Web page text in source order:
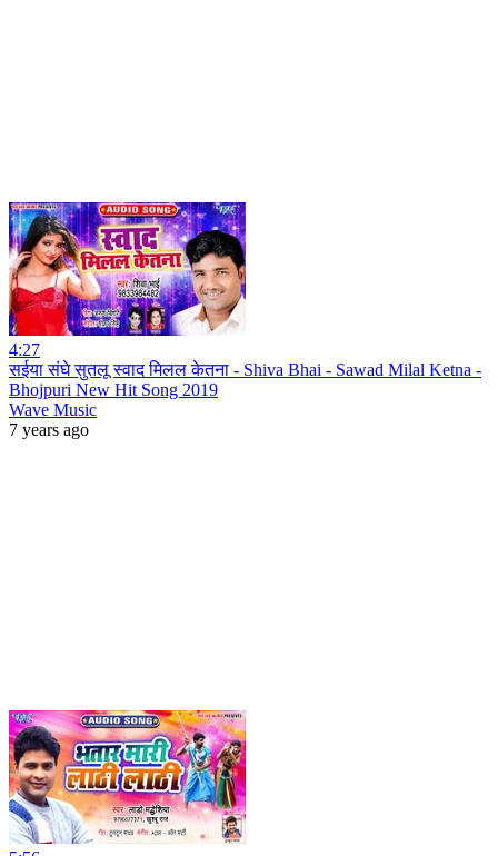
4:27
सईया संघे सुतलू स्वाद मिलल केतना - Shiva Bhai - Sawad Milal Ketna -
Bhojpuri New Hit Song 2019
Wave Music
7 years ago